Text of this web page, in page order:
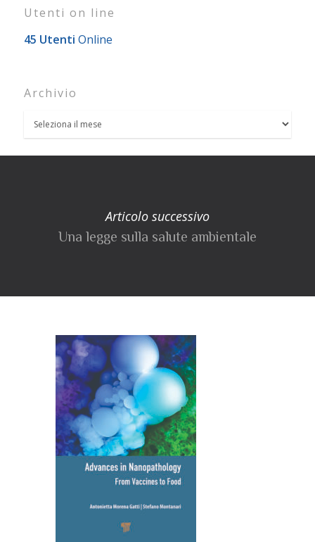
Utenti on line
45 Utenti Online
Archivio
Articolo successivo
Una legge sulla salute ambientale